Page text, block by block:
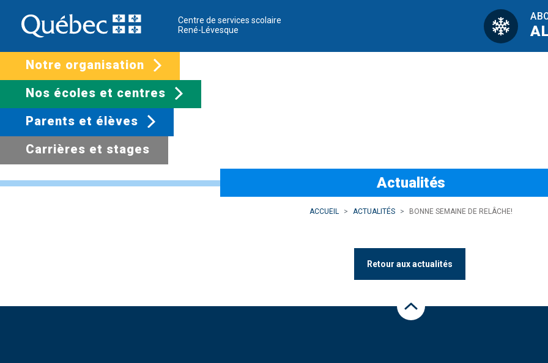
Centre de services scolaire
René-Lévesque
Notre organisation
Nos écoles et centres
Parents et élèves
Carrières et stages
Bonne semaine de relâche!Actualités
ACCUEIL ACTUALITÉS BONNE SEMAINE DE RELÂCHE!
Retour aux actualités